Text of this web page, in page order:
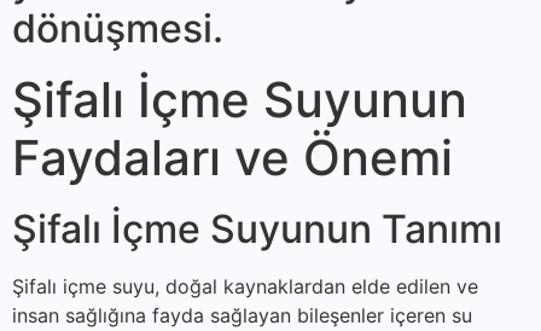
dönüşmesi.
Şifalı İçme Suyunun
Faydaları ve Önemi
Şifalı İçme Suyunun Tanımı
Şifalı içme suyu, doğal kaynaklardan elde edilen ve
insan sağlığına fayda sağlayan bileşenler içeren su